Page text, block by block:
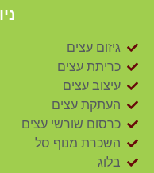
גיזום עצים
כריתת עצים
עיצוב עצים
העתקת עצים
כרסום שורשי עצים
השכרת מנוף סל
בלוג